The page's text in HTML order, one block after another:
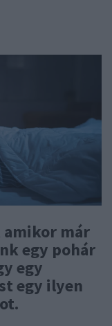
amikor már
egy pohár
egy
egy ilyen